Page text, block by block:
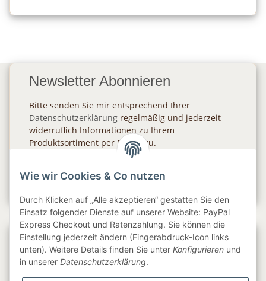
Newsletter Abonnieren
Bitte senden Sie mir entsprechend Ihrer
Datenschutzerklärung regelmäßig und jederzeit
widerruflich Informationen zu Ihrem
Produktsortiment per E-Mail zu.
Gesetzliche Informationen
Wie wir Cookies & Co nutzen
Durch Klicken auf „Alle akzeptieren“ gestatten Sie den
Einsatz folgender Dienste auf unserer Website: PayPal
Express Checkout und Ratenzahlung. Sie können die
Einstellung jederzeit ändern (Fingerabdruck-Icon links
unten). Weitere Details finden Sie unter Konfigurieren und
in unserer Datenschutzerklärung.